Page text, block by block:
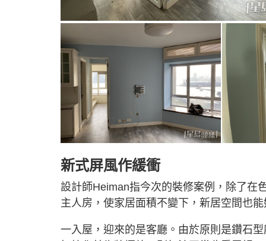
新式屏風作緩衝
設計師Heiman指今次的裝修案例，除了在
主人房，使家居面積不變下，新居空間也
一入屋，迎來的是客廳。由於原則是鑽石